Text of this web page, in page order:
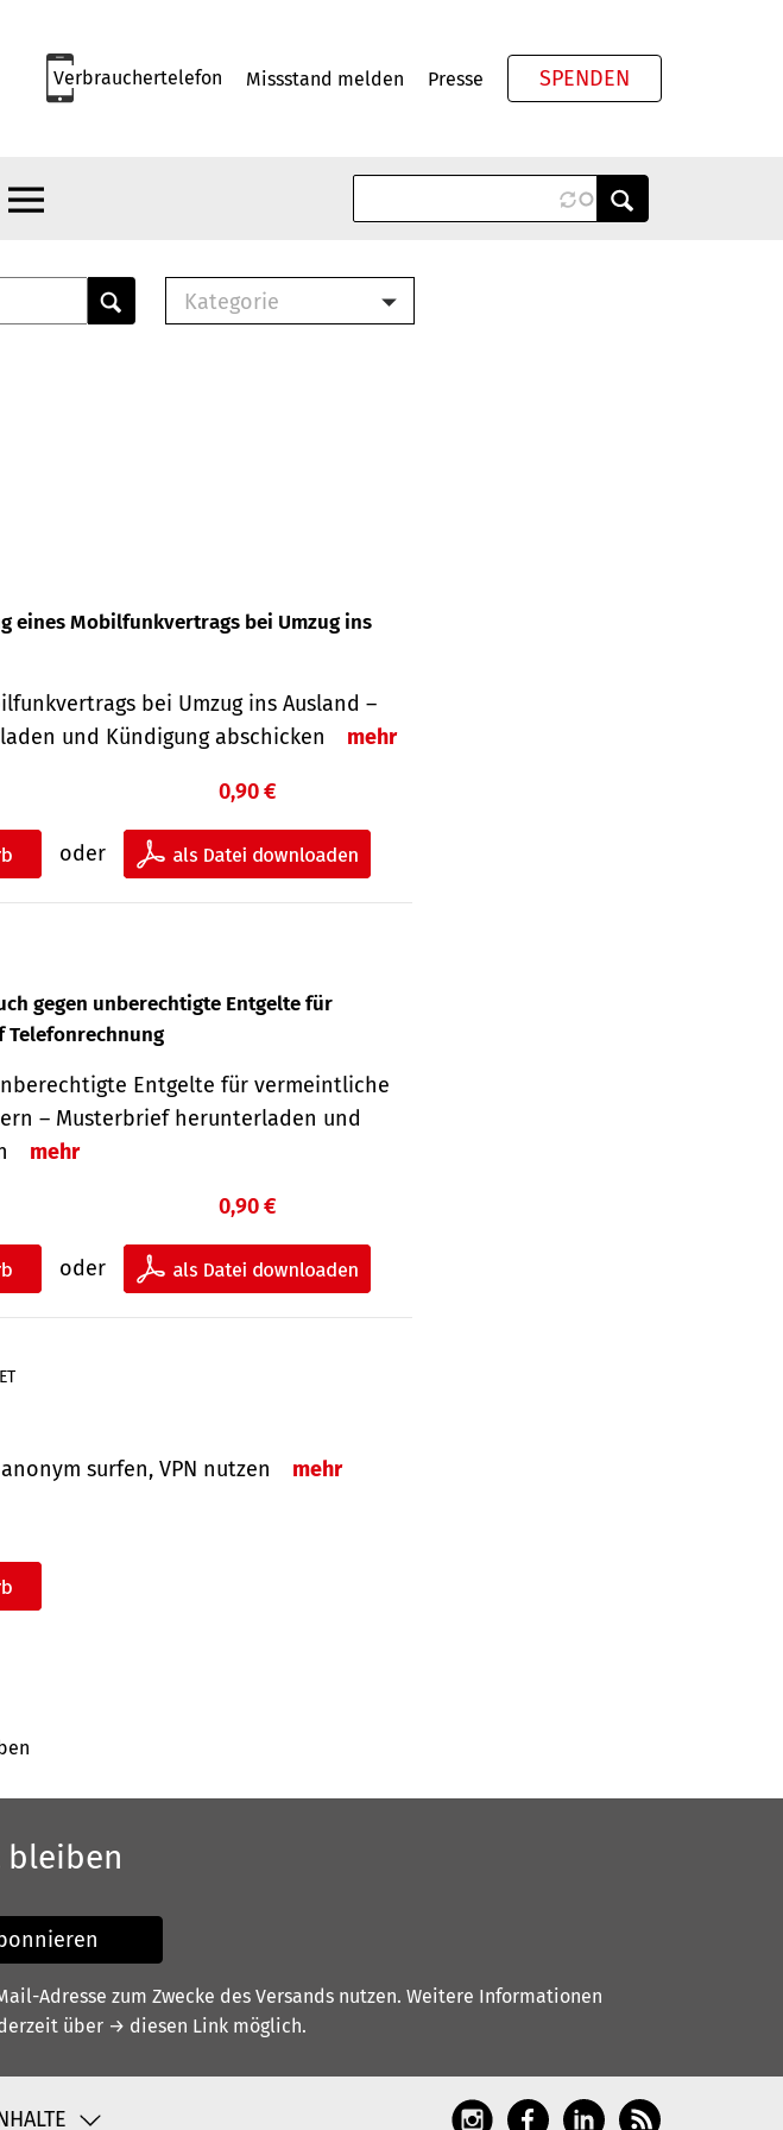
Verbrauchertelefon Missstand melden Presse SPENDEN
Kategorie
eines Mobilfunkvertrags bei Umzug ins
bei Umzug ins Ausland –
und Kündigung abschicken
mehr
oder
0,90 €
gegen unberechtigte Entgelte für
Telefonrechnung
Entgelte für vermeintliche
– Musterbrief herunterladen und
mehr
oder
0,90 €
surfen, VPN nutzen mehr
Adresse zum Zwecke des Versands nutzen. Weitere Informationen
über → diesen Link möglich.